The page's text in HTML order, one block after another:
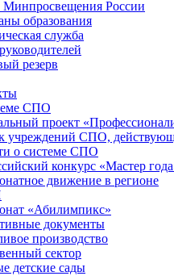
России
образования
служба
резерв
СПО
проект
учреждений СПО,
о системе СПО
конкурс «Мастер
движение в регионе
«Абилимпикс»
документы
производство
сектор
детские сады